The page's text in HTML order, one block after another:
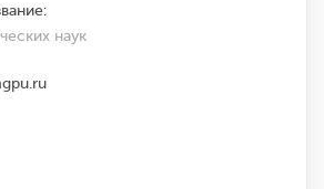
наук